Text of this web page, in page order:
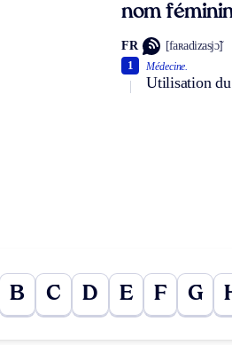
nom
FR [faʀadizasjɔ̃]
Médecine.
Utilisation du
1
B C D E F G